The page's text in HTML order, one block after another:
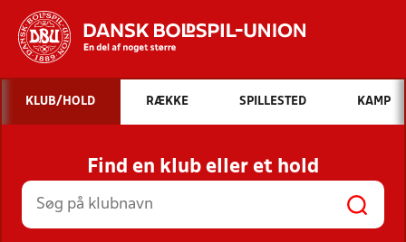
Hvad vil du søge efter?
INDHOLD OG NYHEDER
STILLINGER, RESULTATER, KLUBBER OG
HOLD
KLUB/HOLD RÆKKE SPILLESTED KAMP
Find en klub eller et hold